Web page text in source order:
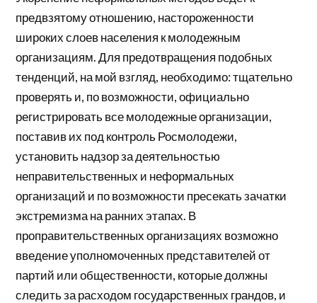
предвзятому отношению, настороженности
широких слоев населения к молодежным
организациям. Для предотвращения подобных
тенденций, на мой взгляд, необходимо: тщательно
проверять и, по возможности, официально
регистрировать все молодежные организации,
поставив их под контроль Росмолодежи,
установить надзор за деятельностью
неправительственных и неформальных
организаций и по возможности пресекать зачатки
экстремизма на ранних этапах. В
проправительственных организациях возможно
введение уполномоченных представителей от
партий или общественности, которые должны
следить за расходом государственных грандов, и